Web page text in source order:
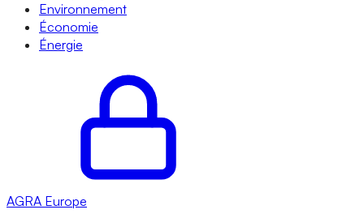
Environnement
Économie
Énergie
AGRA Europe